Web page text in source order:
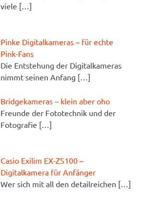
viele […]
Pinke Digitalkameras – für echte
Pink-Fans
Die Entstehung der Digitalkameras
nimmt seinen Anfang […]
Bridgekameras – klein aber oho
Freunde der Fototechnik und der
Fotografie […]
Casio Exilim EX-ZS100 –
Digitalkamera für Anfänger
Wer sich mit all den detailreichen […]